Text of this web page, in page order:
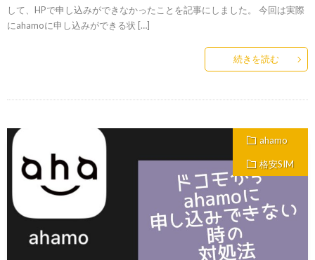
して、HPで申し込みができなかったことを記事にしました。 今回は実際
にahamoに申し込みができる状 […]
続きを読む
ahamo
格安SIM